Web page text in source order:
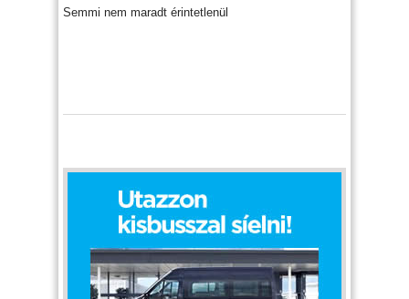
Semmi nem maradt érintetlenül